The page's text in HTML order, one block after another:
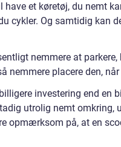
et køretøj, du nemt
cykler. Og samtidig kan
nemmere at parkere,
nemmere placere den,
investering end en
utrolig nemt omkring,
opmærksom på, at en